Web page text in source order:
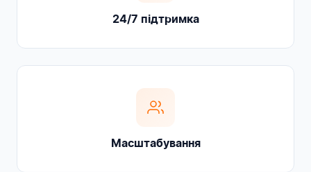
24/7 підтримка
Масштабування